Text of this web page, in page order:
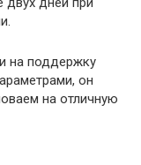
на поддержку
он
на отличную